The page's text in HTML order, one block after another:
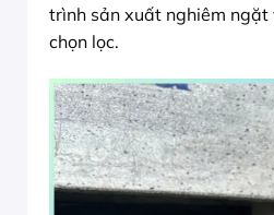
trình sản xuất nghiêm ngặt
chọn lọc.